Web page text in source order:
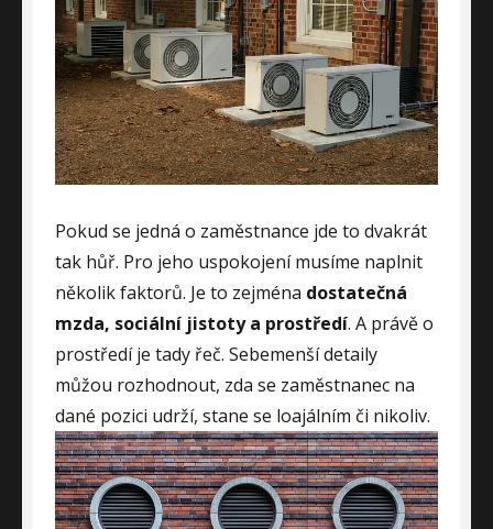
Pokud se jedná o zaměstnance jde to dvakrát
tak hůř. Pro jeho uspokojení musíme naplnit
několik faktorů. Je to zejména dostatečná
mzda, sociální jistoty a prostředí. A právě o
prostředí je tady řeč. Sebemenší detaily
můžou rozhodnout, zda se zaměstnanec na
dané pozici udrží, stane se loajálním či nikoliv.